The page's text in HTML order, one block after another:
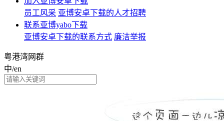
员工风采 亚博安卓下载的人才招聘
联系亚博yabo下载
亚博安卓下载的联系方式 廉洁举报
粤港湾网群
中/en